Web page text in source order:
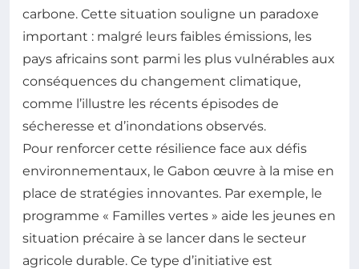
carbone. Cette situation souligne un paradoxe
important : malgré leurs faibles émissions, les
pays africains sont parmi les plus vulnérables aux
conséquences du changement climatique,
comme l’illustre les récents épisodes de
sécheresse et d’inondations observés.
Pour renforcer cette résilience face aux défis
environnementaux, le Gabon œuvre à la mise en
place de stratégies innovantes. Par exemple, le
programme « Familles vertes » aide les jeunes en
situation précaire à se lancer dans le secteur
agricole durable. Ce type d’initiative est